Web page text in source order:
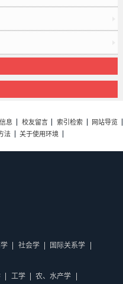
息 校友留言 索引检索
网站导览
法 关于使用环境
社会学 国际关系学
工学 农、水产学